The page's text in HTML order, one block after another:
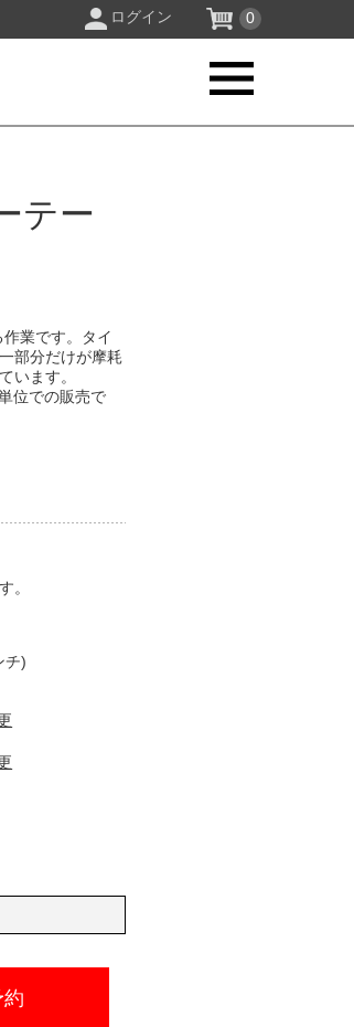
ログイン 0
テー
業です。タイ
部分だけが摩耗
います。
位での販売で
。
チ)